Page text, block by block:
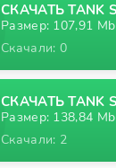
СКАЧАТЬ TANK
Размер: 107,91 Mb
Скачали: 0
СКАЧАТЬ TANK
Размер: 138,84 Mb
Скачали: 2